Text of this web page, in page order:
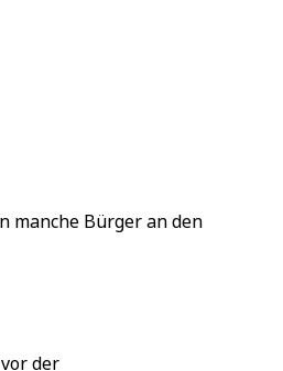
manche Bürger an den
der